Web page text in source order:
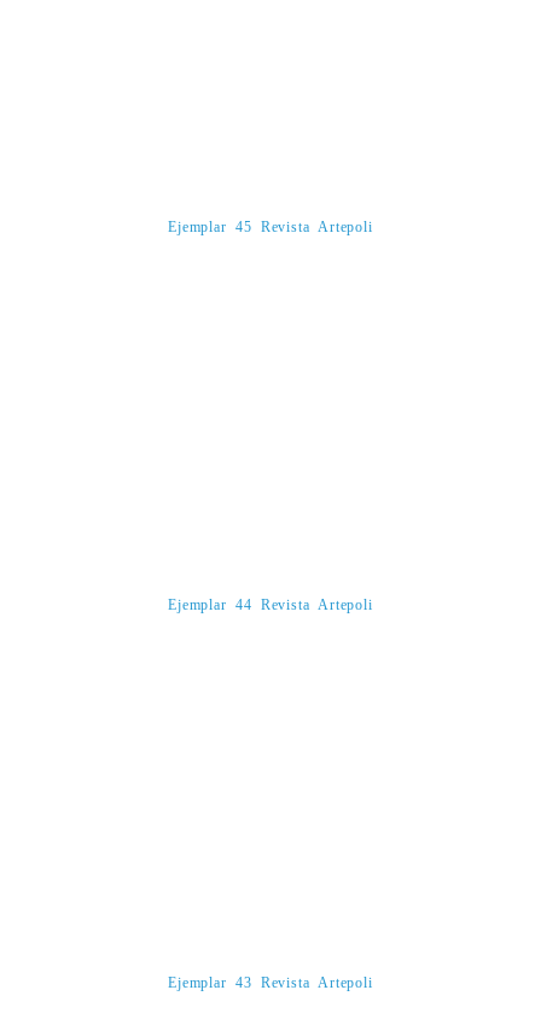
Ejemplar 45 Revista Artepoli
Ejemplar 44 Revista Artepoli
Ejemplar 43 Revista Artepoli